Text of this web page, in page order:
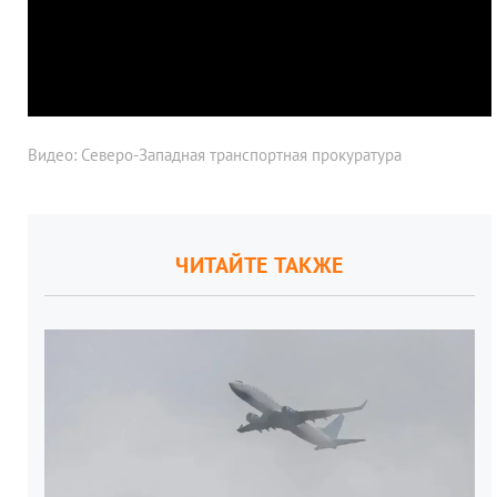
Видео: Северо-Западная транспортная прокуратура
ЧИТАЙТЕ ТАКЖЕ